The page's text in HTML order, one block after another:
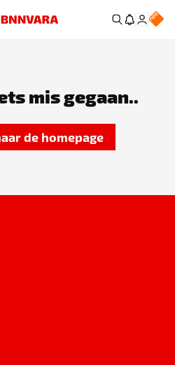
mis gegaan..
de homepage